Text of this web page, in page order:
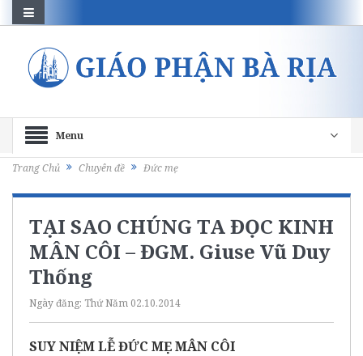
Menu
Trang Chủ Chuyên đề Đức mẹ
TẠI SAO CHÚNG TA ĐỌC KINH
MÂN CÔI – ĐGM. Giuse Vũ Duy
Thống
Ngày đăng: Thứ Năm 02.10.2014
SUY NIỆM LỄ ĐỨC MẸ MÂN CÔI